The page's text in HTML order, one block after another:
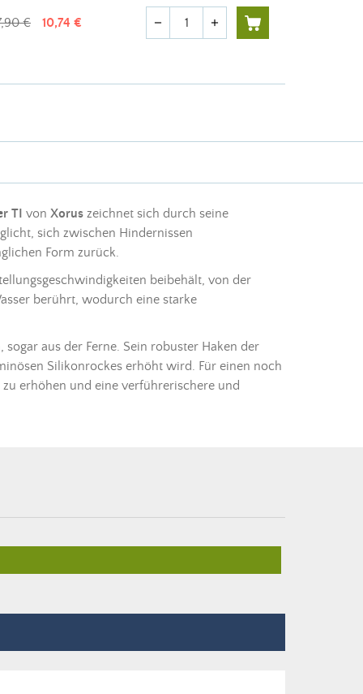
€ 10,74 € remove add
TI von Xorus zeichnet sich durch seine
sich zwischen Hindernissen
Form zurück.
beibehält, von der
berührt, wodurch eine starke
aus der Ferne. Sein robuster Haken der
Silikonrockes erhöht wird. Für einen noch
zu erhöhen und eine verführerischere und